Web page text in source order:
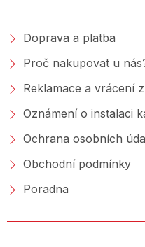
Doprava a platba
Proč nakupovat u
Reklamace a vrácení
Oznámení o instalaci
Ochrana osobních
Obchodní podmínky
Poradna